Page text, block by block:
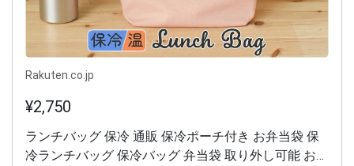
Rakuten.co.jp
¥2,750
ランチバッグ 保冷 通販 保冷ポーチ付き お弁当袋 保
冷ランチバッグ 保冷バッグ 弁当袋 取り外し可能 お弁